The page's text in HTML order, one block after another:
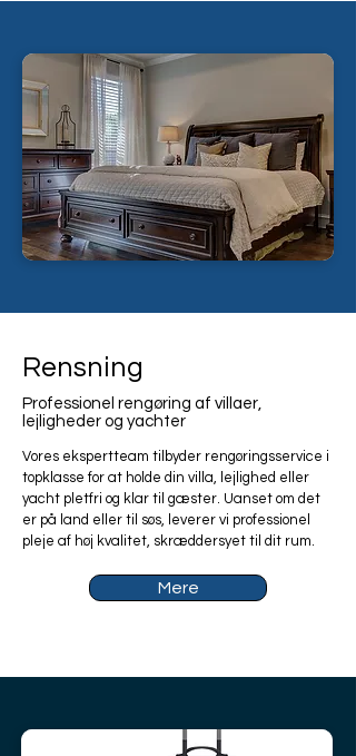
Rensning
Professionel rengøring af villaer,
lejligheder og yachter
Vores ekspertteam tilbyder rengøringsservice i
topklasse for at holde din villa, lejlighed eller
yacht pletfri og klar til gæster. Uanset om det
er på land eller til søs, leverer vi professionel
pleje af høj kvalitet, skræddersyet til dit rum.
Mere